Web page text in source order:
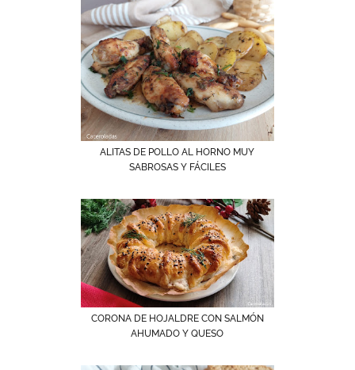
ALITAS DE POLLO AL HORNO MUY
SABROSAS Y FÁCILES
CORONA DE HOJALDRE CON SALMÓN
AHUMADO Y QUESO